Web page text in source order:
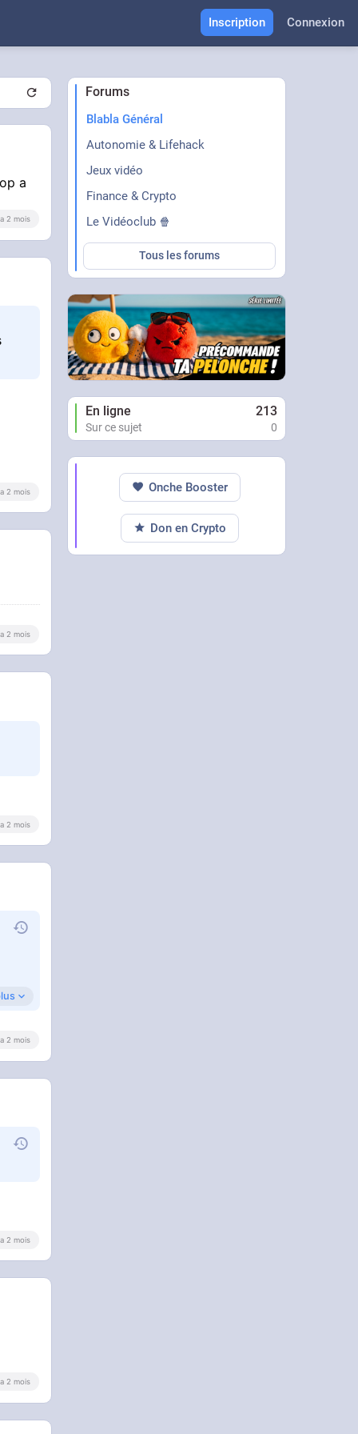
Inscription Connexion
a
2 mois
2 mois
2 mois
2 mois
2 mois
2 mois
2 mois
Forums
Blabla Général
Autonomie & Lifehack
Jeux vidéo
Finance & Crypto
Le Vidéoclub 🍿
Tous les forums
En ligne 213
Sur ce sujet 0
Onche Booster
Don en Crypto